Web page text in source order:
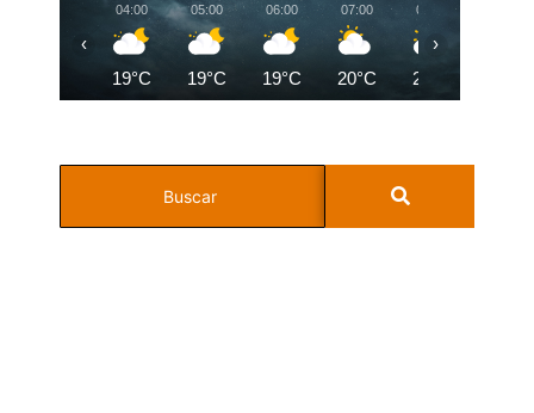
04:00
19°C
05:00
19°C
06:00
19°C
07:00
20°C
08:00
21°C
‹ ›